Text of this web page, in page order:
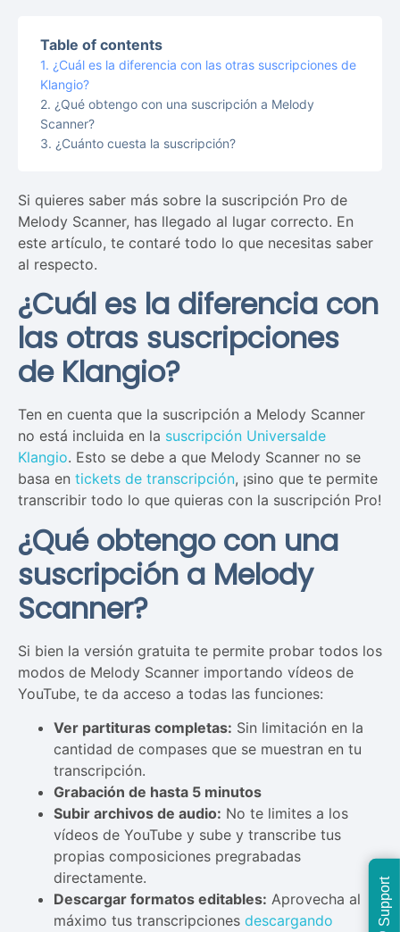
Table of contents
¿Cuál es la diferencia con las otras suscripciones de
Klangio?
¿Qué obtengo con una suscripción a Melody
Scanner?
¿Cuánto cuesta la suscripción?
Si quieres saber más sobre la suscripción Pro de
Melody Scanner, has llegado al lugar correcto. En
este artículo, te contaré todo lo que necesitas saber
al respecto.
¿Cuál es la diferencia con
las otras suscripciones
de Klangio?
Ten en cuenta que la suscripción a Melody Scanner
no está incluida en la suscripción Universalde
Klangio. Esto se debe a que Melody Scanner no se
basa en tickets de transcripción, ¡sino que te permite
transcribir todo lo que quieras con la suscripción Pro!
¿Qué obtengo con una
suscripción a Melody
Scanner?
Si bien la versión gratuita te permite probar todos los
modos de Melody Scanner importando vídeos de
YouTube, te da acceso a todas las funciones:
Ver partituras completas: Sin limitación en la
cantidad de compases que se muestran en tu
transcripción.
Grabación de hasta 5 minutos
Subir archivos de audio: No te limites a los
vídeos de YouTube y sube y transcribe tus
propias composiciones pregrabadas
directamente.
Descargar formatos editables: Aprovecha al
máximo tus transcripciones descargando
Support